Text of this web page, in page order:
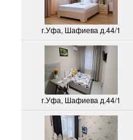
г.Уфа, Шафиева д.44/1
г.Уфа, Шафиева д.44/1